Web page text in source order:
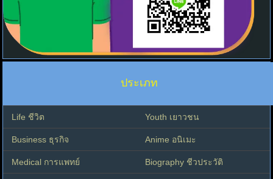
ประเภท
Life ชีวิต Youth เยาวชน
Business ธุรกิจ Anime อนิเมะ
Medical การแพทย์ Biography ชีวประวัติ